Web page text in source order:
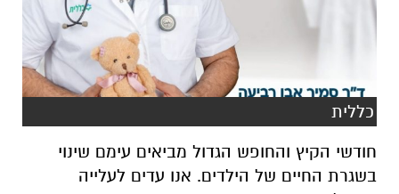
כללית
חודשי הקיץ והחופש הגדול מביאים עימם שינוי
בשגרת החיים של הילדים. אנו עדים לעלייה